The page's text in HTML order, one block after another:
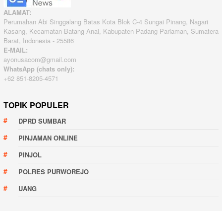
ALAMAT:
Perumahan Abi Singgalang Batas Kota Blok C-4 Sungai Pinang, Nagari
Kasang, Kecamatan Batang Anai, Kabupaten Padang Pariaman, Sumatera
Barat, Indonesia - 25586
E-MAIL:
ayonusacom@gmail.com
WhatsApp (chats only):
+62 851-8205-4571
TOPIK POPULER
DPRD SUMBAR
PINJAMAN ONLINE
PINJOL
POLRES PURWOREJO
UANG